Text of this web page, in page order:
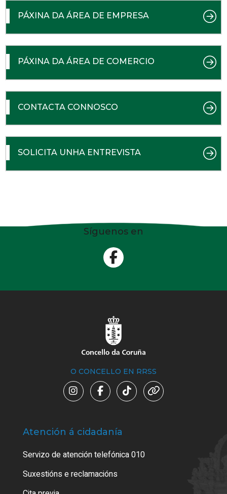
PÁXINA DA ÁREA DE EMPRESA
PÁXINA DA ÁREA DE COMERCIO
CONTACTA CONNOSCO
SOLICITA UNHA ENTREVISTA
Síguenos en
O CONCELLO EN RRSS
Atención á cidadanía
Servizo de atención telefónica 010
Suxestións e reclamacións